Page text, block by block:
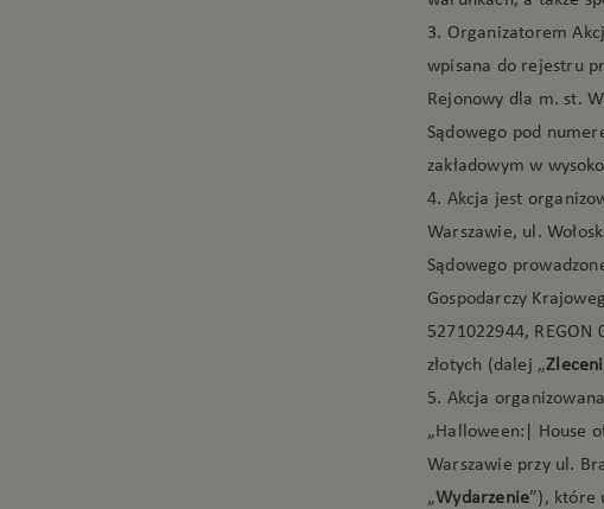
3. Organizatorem
wpisana do rejestru
Rejonowy dla m. st.
Sądowego pod
zakładowym w
4. Akcja jest
Warszawie, ul.
Sądowego
Gospodarczy
5271022944,
złotych (dalej „
5. Akcja
„Halloween:| House
Warszawie przy ul.
„Wydarzenie”), które